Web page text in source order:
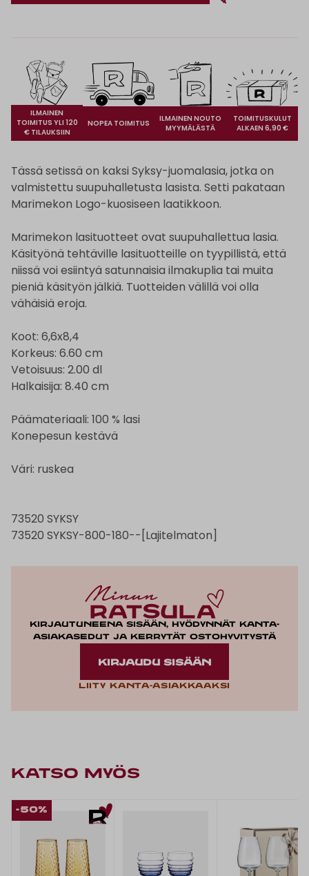
ILMAINEN
TOIMITUS YLI 120
€ TILAUKSIIN
NOPEA TOIMITUS
ILMAINEN NOUTO
MYYMÄLÄSTÄ
TOIMITUSKULUT
ALKAEN 6,90 €
Tässä setissä on kaksi Syksy-juomalasia, jotka on
valmistettu suupuhalletusta lasista. Setti pakataan
Marimekon Logo-kuosiseen laatikkoon.
Marimekon lasituotteet ovat suupuhallettua lasia.
Käsityönä tehtäville lasituotteille on tyypillistä, että
niissä voi esiintyä satunnaisia ilmakuplia tai muita
pieniä käsityön jälkiä. Tuotteiden välillä voi olla
vähäisiä eroja.
Koot: 6,6x8,4
Korkeus: 6.60 cm
Vetoisuus: 2.00 dl
Halkaisija: 8.40 cm
Päämateriaali: 100 % lasi
Konepesun kestävä
Väri: ruskea
73520 SYKSY
73520 SYKSY-800-180--[Lajitelmaton]
Kirjautuneena sisään, hyödynnät kanta-
asiakasedut ja kerrytät ostohyvitystä
KIRJAUDU SISÄÄN
Liity kanta-asiakkaaksi
KATSO MYÖS
-50%